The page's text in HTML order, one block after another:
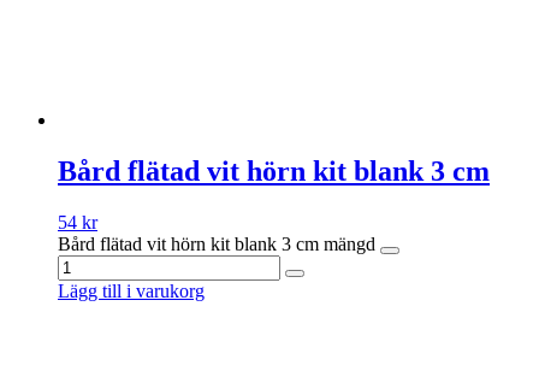
Bård flätad vit hörn kit blank 3 cm
54 kr
Bård flätad vit hörn kit blank 3 cm mängd
Lägg till i varukorg